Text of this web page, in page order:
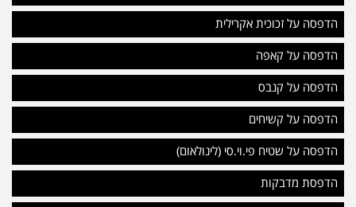
הדפסה על זכוכית אקרילית
הדפסה על קאפה
הדפסה על קנבס
הדפסה על קשיחים
הדפסה על שטיח פי.וי.סי (לינולאום)
הדפסת מדבקות